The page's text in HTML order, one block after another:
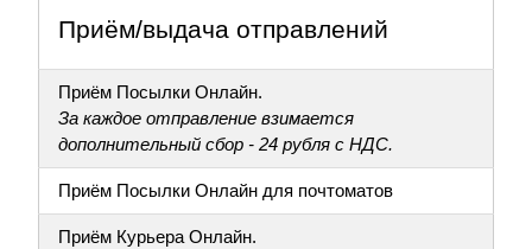
Приём/выдача отправлений
Приём Посылки Онлайн.
За каждое отправление взимается
дополнительный сбор - 24 рубля с НДС.
Приём Посылки Онлайн для почтоматов
Приём Курьера Онлайн.